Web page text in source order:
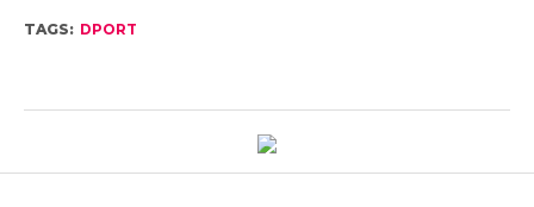
TAGS: DPORT